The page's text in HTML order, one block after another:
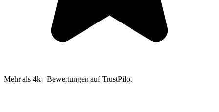
Mehr als 4k+ Bewertungen auf TrustPilot